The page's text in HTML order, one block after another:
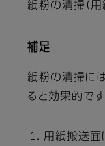
紙粉の清掃（
補足
紙粉の清掃に
ると効果的です
用紙搬送面